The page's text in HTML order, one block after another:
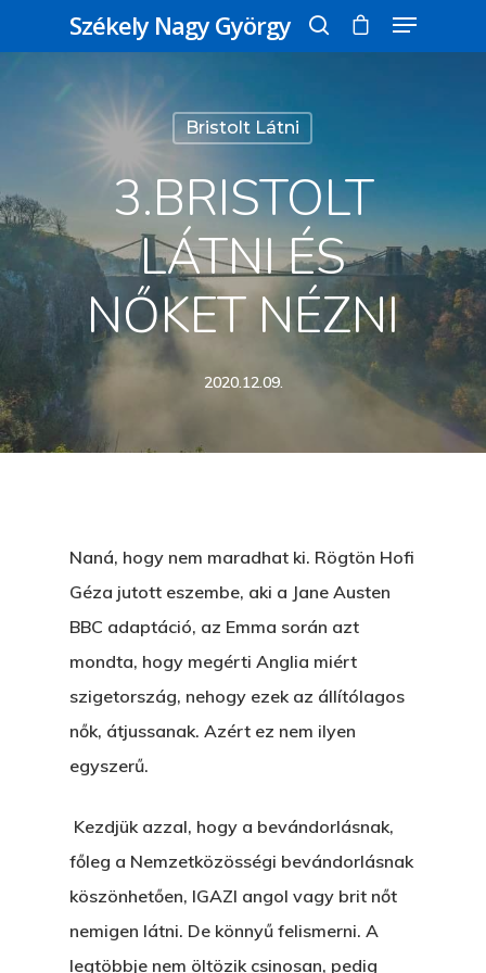
Üss egy entert a kereséshez, vagy nyomd
meg az ESC gombot a bezáráshoz
Székely Nagy György
Bristolt Látni
3.BRISTOLT
LÁTNI ÉS
NŐKET NÉZNI
2020.12.09.
Naná, hogy nem maradhat ki. Rögtön Hofi
Géza jutott eszembe, aki a Jane Austen
BBC adaptáció, az Emma során azt
mondta, hogy megérti Anglia miért
szigetország, nehogy ezek az állítólagos
nők, átjussanak. Azért ez nem ilyen
egyszerű.
Kezdjük azzal, hogy a bevándorlásnak,
főleg a Nemzetközösségi bevándorlásnak
köszönhetően, IGAZI angol vagy brit nőt
nemigen látni. De könnyű felismerni. A
legtöbbje nem öltözik csinosan, pedig